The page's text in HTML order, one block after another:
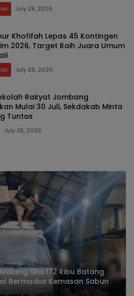
July 28, 2026
Khofifah Lepas 45 Kontingen
2026, Target Raih Juara Umum
July 26, 2026
Rakyat Jombang
Mulai 30 Juli, Sekdakab Minta
Tuntas
July 25, 2026
Sita 172 Ribu Batang
Bermodus Kemasan Sabun